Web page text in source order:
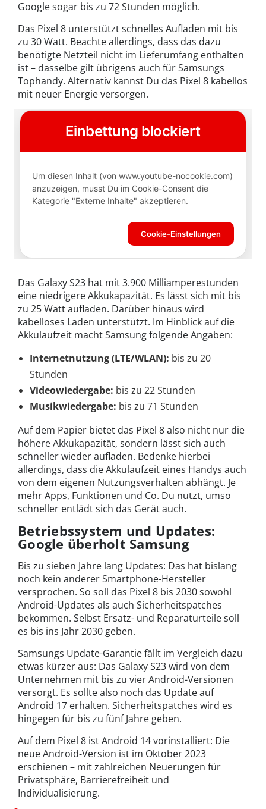
Google sogar bis zu 72 Stunden möglich.
Das Pixel 8 unterstützt schnelles Aufladen mit bis
zu 30 Watt. Beachte allerdings, dass das dazu
benötigte Netzteil nicht im Lieferumfang enthalten
ist – dasselbe gilt übrigens auch für Samsungs
Tophandy. Alternativ kannst Du das Pixel 8 kabellos
mit neuer Energie versorgen.
Das Galaxy S23 hat mit 3.900 Milliamperestunden
eine niedrigere Akkukapazität. Es lässt sich mit bis
zu 25 Watt aufladen. Darüber hinaus wird
kabelloses Laden unterstützt. Im Hinblick auf die
Akkulaufzeit macht Samsung folgende Angaben:
Internetnutzung (LTE/WLAN): bis zu 20
Stunden
Videowiedergabe: bis zu 22 Stunden
Musikwiedergabe: bis zu 71 Stunden
Auf dem Papier bietet das Pixel 8 also nicht nur die
höhere Akkukapazität, sondern lässt sich auch
schneller wieder aufladen. Bedenke hierbei
allerdings, dass die Akkulaufzeit eines Handys auch
von dem eigenen Nutzungsverhalten abhängt. Je
mehr Apps, Funktionen und Co. Du nutzt, umso
schneller entlädt sich das Gerät auch.
Betriebssystem und Updates:
Google überholt Samsung
Bis zu sieben Jahre lang Updates: Das hat bislang
noch kein anderer Smartphone-Hersteller
versprochen. So soll das Pixel 8 bis 2030 sowohl
Android-Updates als auch Sicherheitspatches
bekommen. Selbst Ersatz- und Reparaturteile soll
es bis ins Jahr 2030 geben.
Samsungs Update-Garantie fällt im Vergleich dazu
etwas kürzer aus: Das Galaxy S23 wird von dem
Unternehmen mit bis zu vier Android-Versionen
versorgt. Es sollte also noch das Update auf
Android 17 erhalten. Sicherheitspatches wird es
hingegen für bis zu fünf Jahre geben.
Auf dem Pixel 8 ist Android 14 vorinstalliert: Die
neue Android-Version ist im Oktober 2023
erschienen – mit zahlreichen Neuerungen für
Privatsphäre, Barrierefreiheit und
Individualisierung.